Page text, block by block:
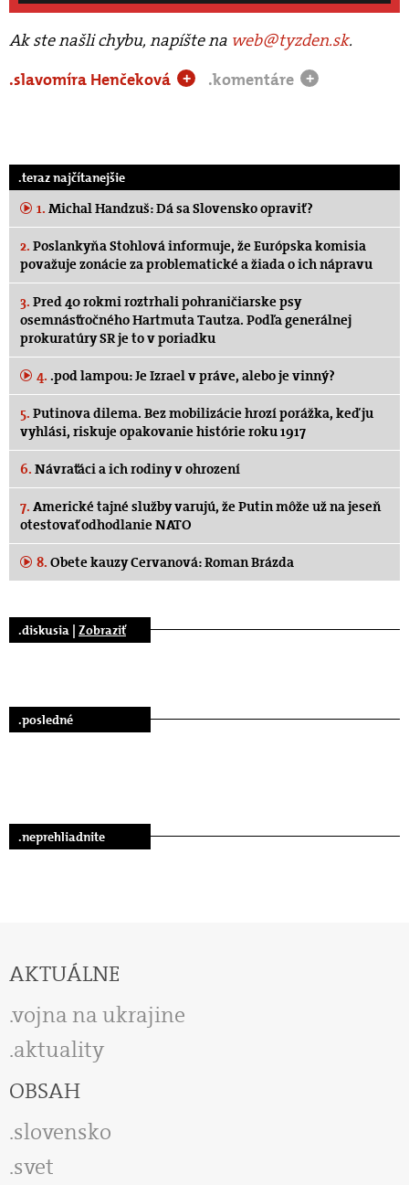
Ak ste našli chybu, napíšte na web@tyzden.sk.
.slavomíra Henčeková
+ .komentáre +
.teraz najčítanejšie
1. Michal Handzuš: Dá sa Slovensko opraviť?
2. Poslankyňa Stohlová informuje, že Európska komisia
považuje zonácie za problematické a žiada o ich nápravu
3. Pred 40 rokmi roztrhali pohraničiarske psy
osemnásťročného Hartmuta Tautza. Podľa generálnej
prokuratúry SR je to v poriadku
4. .pod lampou: Je Izrael v práve, alebo je vinný?
5. Putinova dilema. Bez mobilizácie hrozí porážka, keď ju
vyhlási, riskuje opakovanie histórie roku 1917
6. Návraťáci a ich rodiny v ohrození
7. Americké tajné služby varujú, že Putin môže už na jeseň
otestovať odhodlanie NATO
8. Obete kauzy Cervanová: Roman Brázda
.diskusia | Zobraziť
.posledné
.neprehliadnite
AKTUÁLNE
vojna na ukrajine
aktuality
OBSAH
slovensko
svet